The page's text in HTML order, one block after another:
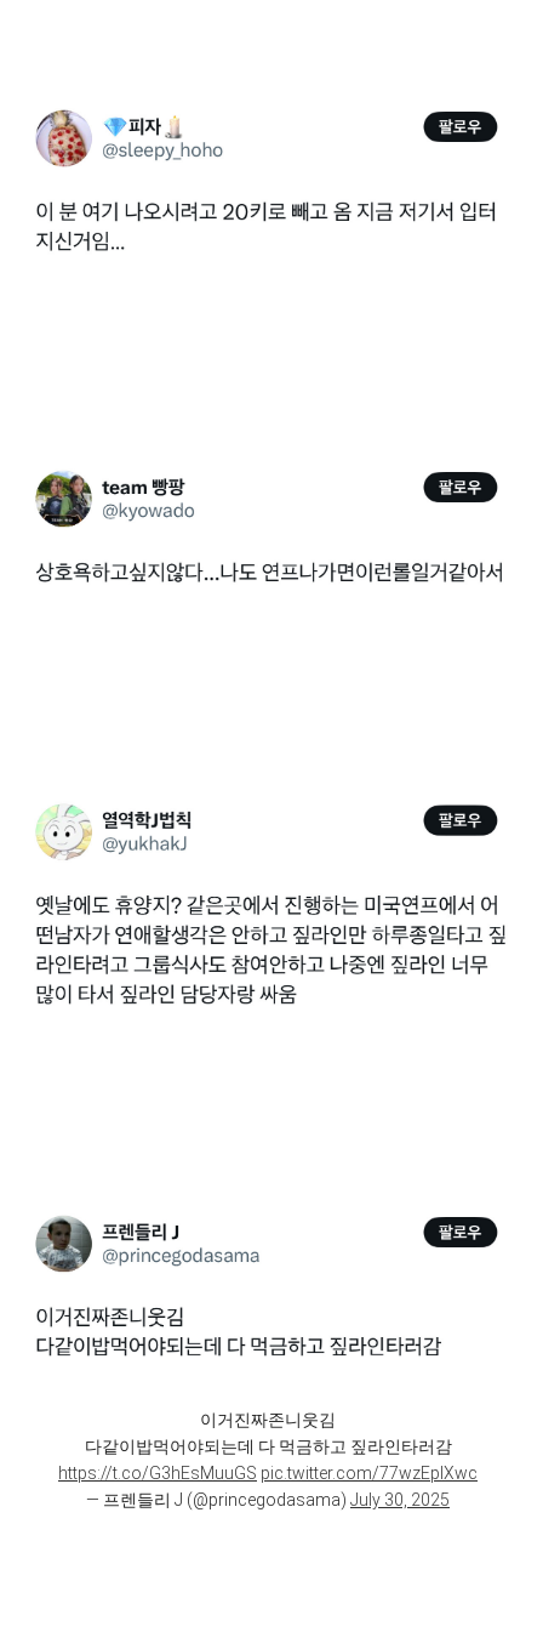
이거진짜존니웃김
다같이밥먹어야되는데 다 먹금하고 짚라인타러감
https://t.co/G3hEsMuuGS pic.twitter.com/77wzEpIXwc
— 프렌들리 J (@princegodasama) July 30, 2025